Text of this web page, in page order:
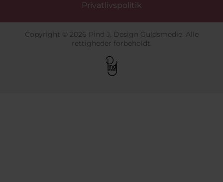
Privatlivspolitik
Copyright © 2026 Pind J. Design Guldsmedie. Alle
rettigheder forbeholdt.